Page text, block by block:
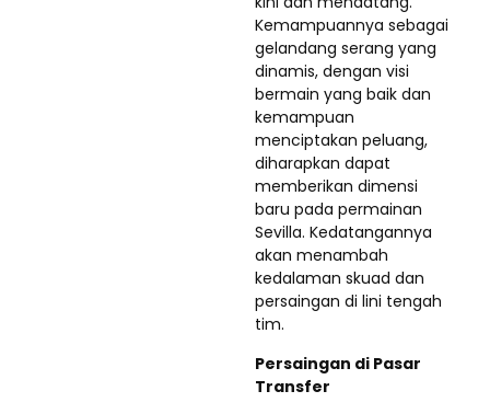
Kemampuannya sebagai
gelandang serang yang
dinamis, dengan visi
bermain yang baik dan
kemampuan
menciptakan peluang,
diharapkan dapat
memberikan dimensi
baru pada permainan
Sevilla. Kedatangannya
akan menambah
kedalaman skuad dan
persaingan di lini tengah
tim.
Persaingan di Pasar
Transfer